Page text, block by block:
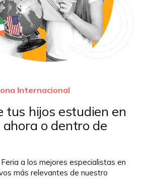
Internacional
tus hijos estudien en
o dentro de
a los mejores especialistas en
más relevantes de nuestro